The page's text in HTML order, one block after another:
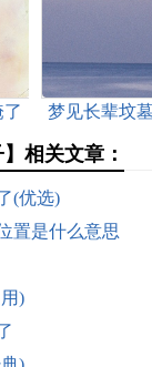
梦见长辈坟
相关文章：
(优选)
置是什么意思
)